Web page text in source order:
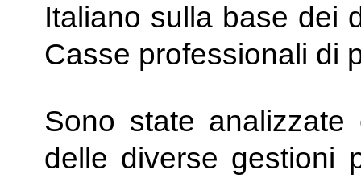
Italiano sulla base dei
Casse professionali di
Sono state
delle diverse gestioni